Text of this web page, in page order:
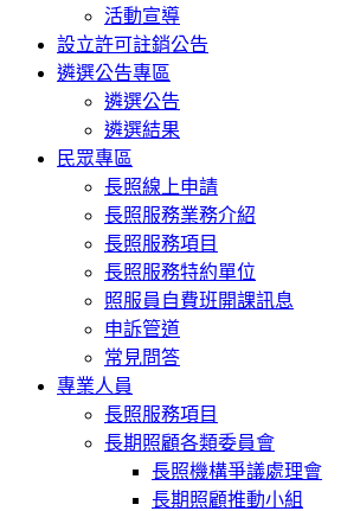
活動宣導
設立許可註銷公告
遴選公告專區
遴選公告
遴選結果
民眾專區
長照線上申請
長照服務業務介紹
長照服務項目
長照服務特約單位
照服員自費班開課訊息
申訴管道
常見問答
專業人員
長照服務項目
長期照顧各類委員會
長照機構爭議處理會
長期照顧推動小組